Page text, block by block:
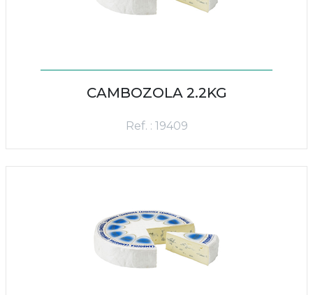
CAMBOZOLA 2.2KG
Ref. : 19409